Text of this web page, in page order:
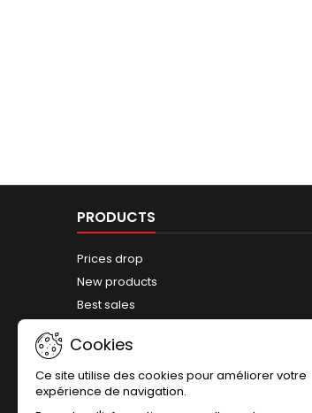
PRODUCTS
Prices drop
New products
Best sales
Cookies
Ce site utilise des cookies pour améliorer votre
expérience de navigation.